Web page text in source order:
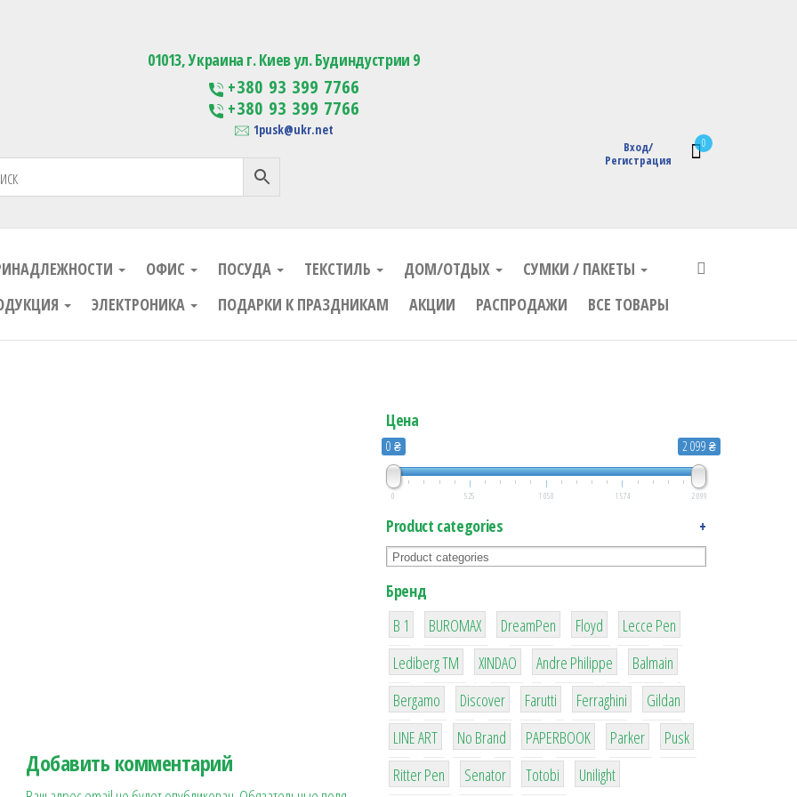
Изготовление сувенирной продукции с логотипом
0
Вход/
Регистрация
01013, Украина г. Киев ул. Будиндустрии 9
+380 93 399 7766
+380 93 399 7766
1pusk@ukr.net
ОФИС ПОСУДА ТЕКСТИЛЬ ДОМ/ОТДЫХ
СУМКИ / ПАКЕТЫ
ЭЛЕКТРОНИКА ПОДАРКИ К ПРАЗДНИКАМ АКЦИИ РАСПРОДАЖИ ВСЕ ТОВАРЫ
Добавить комментарий
Цена
0 ₴ 2 099 ₴
0 525 1 050 1 574 2 099
Product categories +
Бренд
B 1
1
BUROMAX
1
DreamPen
2
Floyd
2
Lecce Pen
3
Lediberg ТМ
3
XINDAO
1
Andre Philippe
4
Balmain
26
Bergamo
64
Discover
299
Farutti
4
Ferraghini
42
Gildan
4
LINE ART
90
No Brand
8
PAPERBOOK
6
Parker
2
Pusk
22
Ritter Pen
15
Senator
43
Totobi
1
Unilight